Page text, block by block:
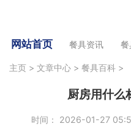
网站首页 餐具资讯 餐
主页 > 文章中心 > 餐具百科 >
厨房用什么
时间： 2026-01-27